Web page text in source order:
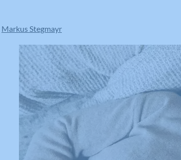
Markus Stegmayr